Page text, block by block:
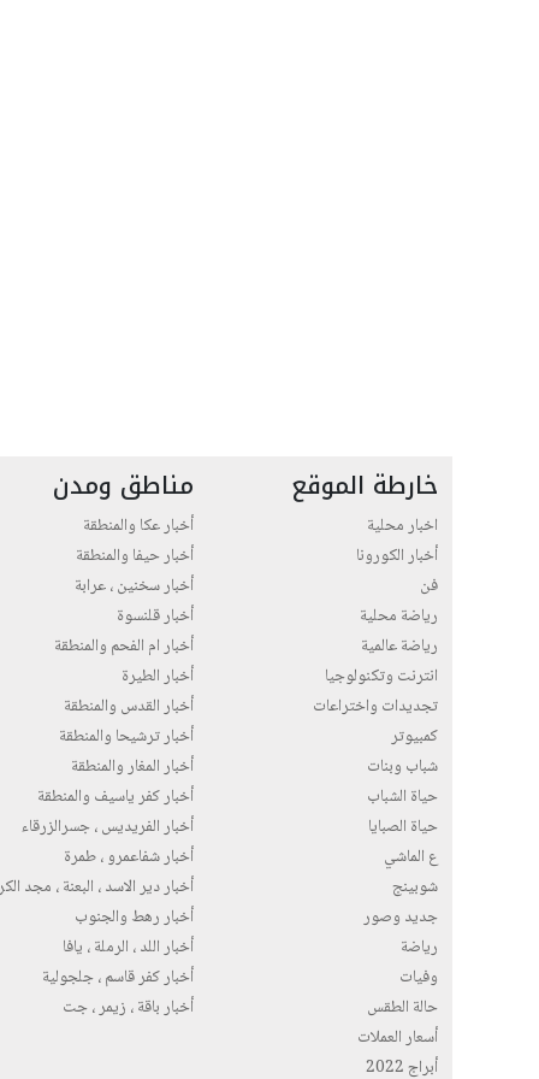
خارطة الموقع
اخبار محلية
أخبار الكورونا
فن
رياضة محلية
رياضة عالمية
انترنت وتكنولوجيا
تجديدات واختراعات
كمبيوتر
شباب وبنات
حياة الشباب
حياة الصبايا
ع الماشي
شوبينج
جديد وصور
رياضة
وفيات
حالة الطقس
أسعار العملات
أبراج 2022
مناطق ومدن
أخبار عكا والمنطقة
أخبار حيفا والمنطقة
أخبار سخنين ، عرابة
أخبار قلنسوة
أخبار ام الفحم والمنطقة
أخبار الطيرة
أخبار القدس والمنطقة
أخبار ترشيحا والمنطقة
أخبار المغار والمنطقة
أخبار كفر ياسيف والمنطقة
أخبار الفريديس ، جسرالزرقاء
أخبار شفاعمرو ، طمرة
أخبار دير الاسد ، البعنة ، مجد
أخبار رهط والجنوب
أخبار اللد ، الرملة ، يافا
أخبار كفر قاسم ، جلجولية
أخبار باقة ، زيمر ، جت